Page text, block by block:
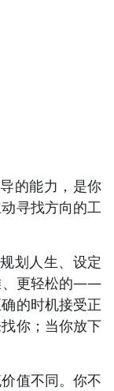
的能力，是你
寻找方向的工
划人生、设定
、更轻松的——
的时机接受正
你；当你放下
值不同。你不